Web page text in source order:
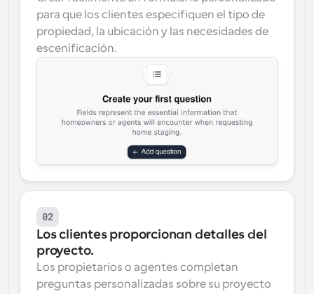
para que los clientes especifiquen el tipo de
propiedad, la ubicación y las necesidades de
escenificación.
02
Los clientes proporcionan detalles del
proyecto.
Los propietarios o agentes completan
preguntas personalizadas sobre su proyecto